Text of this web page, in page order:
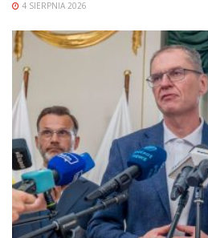
4 SIERPNIA 2026